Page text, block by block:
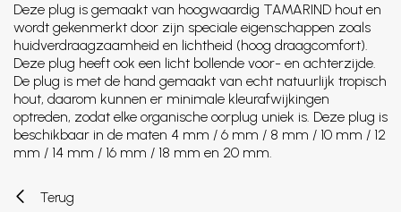
Deze plug is gemaakt van hoogwaardig TAMARIND hout en
wordt gekenmerkt door zijn speciale eigenschappen zoals
huidverdraagzaamheid en lichtheid (hoog draagcomfort).
Deze plug heeft ook een licht bollende voor- en achterzijde.
De plug is met de hand gemaakt van echt natuurlijk tropisch
hout, daarom kunnen er minimale kleurafwijkingen
optreden, zodat elke organische oorplug uniek is. Deze plug is
beschikbaar in de maten 4 mm / 6 mm / 8 mm / 10 mm / 12
mm / 14 mm / 16 mm / 18 mm en 20 mm.
Terug